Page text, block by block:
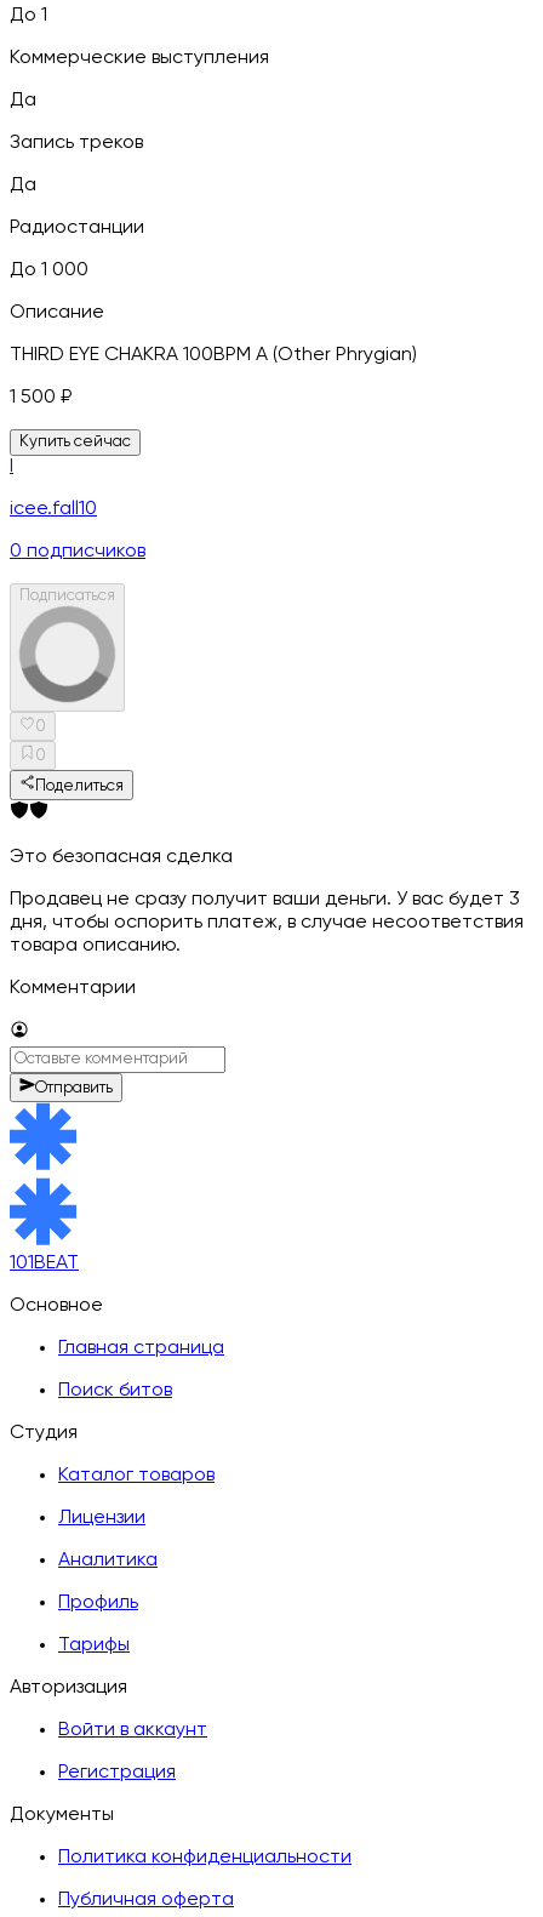
До 1
Коммерческие выступления
Да
Запись треков
Да
Радиостанции
До 1 000
Описание
THIRD EYE CHAKRA 100BPM A (Other Phrygian)
1 500 ₽
Купить сейчас
icee.fall10
0 подписчиков
Подписаться
0
0
Поделиться
Это безопасная сделка
Продавец не сразу получит ваши деньги. У вас будет 3
дня, чтобы оспорить платеж, в случае несоответствия
товара описанию.
Комментарии
Отправить
101BEAT
Основное
Главная страница
Поиск битов
Студия
Каталог товаров
Лицензии
Аналитика
Профиль
Тарифы
Авторизация
Войти в аккаунт
Регистрация
Документы
Политика конфиденциальности
Публичная оферта